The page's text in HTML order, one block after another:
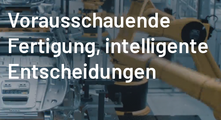
Vorausschauende
Fertigung, intelligente
Entscheidungen